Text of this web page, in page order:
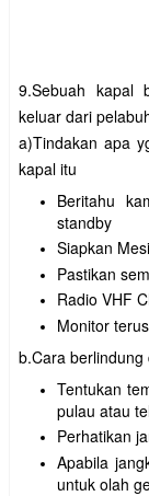
9.Sebuah kapal
keluar dari
a)Tindakan apa
kapal itu
Beritahu
standby
Siapkan
Pastikan
Radio VHF
Monitor
b.Cara
Tentukan
pulau atau
Perhatikan
Apabila
untuk olah